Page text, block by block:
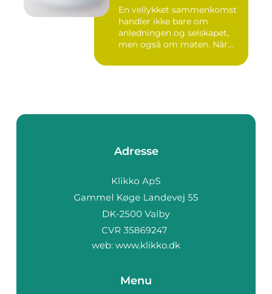
En vellykket sammenkomst
handler ikke bare om
anledningen og selskapet,
men også om maten. Når
Adresse
web: www.klikko.dk
Menu